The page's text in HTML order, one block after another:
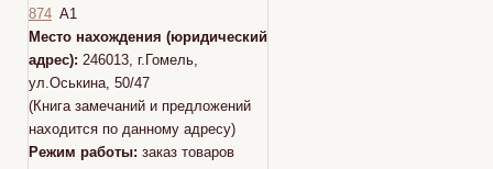
874 A1
Место нахождения (юридический
адрес): 246013, г.Гомель,
ул.Оськина, 50/47
(Книга замечаний и предложений
находится по данному адресу)
Режим работы: заказ товаров